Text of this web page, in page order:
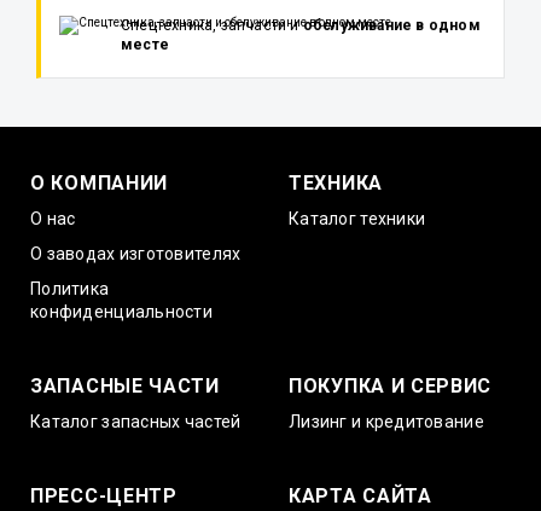
Спецтехника, запчасти иобслуживание в одном
месте
О КОМПАНИИ
О нас
О заводах изготовителях
Политика
конфиденциальности
ТЕХНИКА
Каталог техники
ЗАПАСНЫЕ ЧАСТИ
Каталог запасных частей
ПОКУПКА И СЕРВИС
Лизинг и кредитование
ПРЕСС-ЦЕНТР КАРТА САЙТА